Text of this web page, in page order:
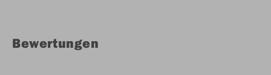
Bewertungen